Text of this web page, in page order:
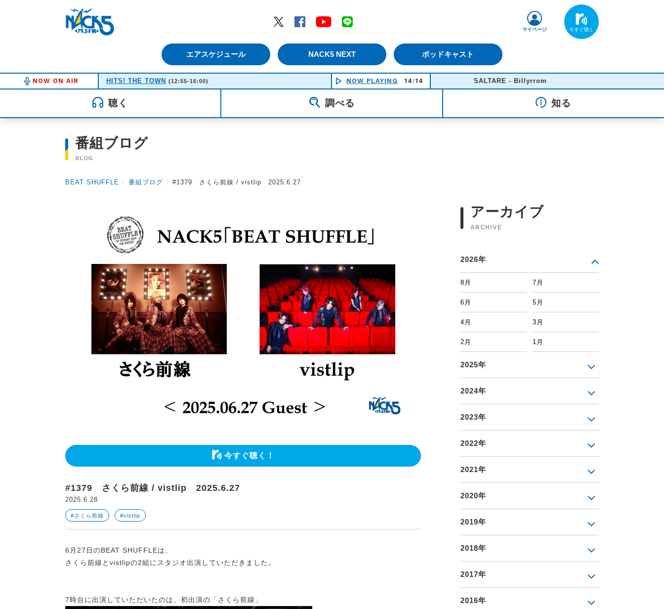
Twitter
Facebook YouTube
エアスケジュール NACK5 NEXT ポッドキャスト
マイページ
NOW ON AIR HITS! THE TOWN (12:55-16:00) NOW PLAYING 14:14 SALTARE - Billyrrom
聴く 調べる 知る
番組ブログ
BLOG
BEAT SHUFFLE 〉 番組ブログ 〉 #1379 さくら前線 / vistlip 2025.6.27
今すぐ聴く！
#1379 さくら前線 / vistlip 2025.6.27
2025.6.28
#さくら前線 #vistlip
6月27日のBEAT SHUFFLEは、
さくら前線とvistlipの2組にスタジオ出演していただきました。
7時台に出演していただいたのは、初出演の「さくら前線」
アーカイブ
ARCHIVE
2026年
8月 7月
6月 5月
4月 3月
2月 1月
2025年
2024年
2023年
2022年
2021年
2020年
2019年
2018年
2017年
2016年